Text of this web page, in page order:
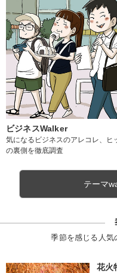
ビジネスWalker
気になるビジネスのアレコレ、ヒ
の裏側を徹底調査
テーマ
季節を感じる人気
花火